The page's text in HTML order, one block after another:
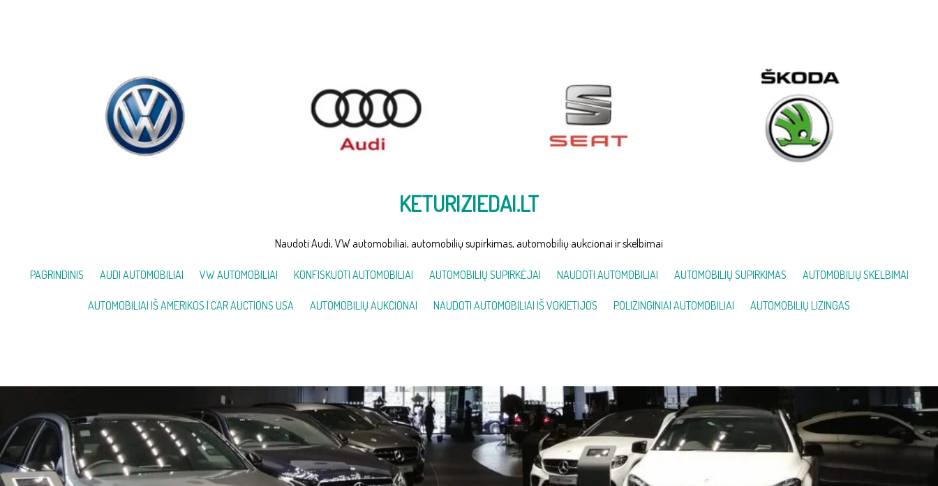
KETURIZIEDAI.LT
Naudoti Audi, VW automobiliai, automobilių supirkimas, automobilių aukcionai ir skelbimai
PAGRINDINIS AUDI AUTOMOBILIAI VW AUTOMOBILIAI KONFISKUOTI AUTOMOBILIAI AUTOMOBILIŲ SUPIRKĖJAI NAUDOTI AUTOMOBILIAI AUTOMOBILIŲ SUPIRKIMAS AUTOMOBILIŲ SKELBIMAI
AUTOMOBILIAI IŠ AMERIKOS | CAR AUCTIONS USA AUTOMOBILIŲ AUKCIONAI NAUDOTI AUTOMOBILIAI IŠ VOKIETIJOS POLIZINGINIAI AUTOMOBILIAI AUTOMOBILIŲ LIZINGAS